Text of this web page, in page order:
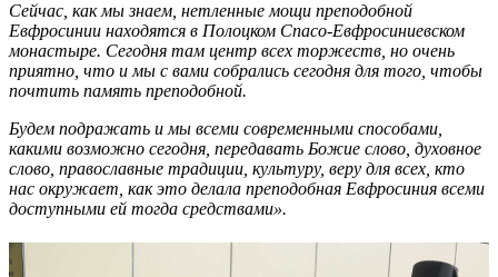
Сейчас, как мы знаем, нетленные мощи преподобной
Евфросинии находятся в Полоцком Спасо-Евфросиниевском
монастыре. Сегодня там центр всех торжеств, но очень
приятно, что и мы с вами собрались сегодня для того, чтобы
почтить память преподобной.
Будем подражать и мы всеми современными способами,
какими возможно сегодня, передавать Божие слово, духовное
слово, православные традиции, культуру, веру для всех, кто
нас окружает, как это делала преподобная Евфросиния всеми
доступными ей тогда средствами».